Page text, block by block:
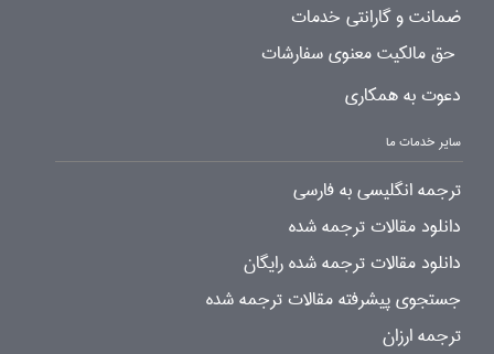
ضمانت و گارانتی خدمات
حق مالکیت معنوی سفارشات
دعوت به همکاری
سایر خدمات ما
ترجمه انگلیسی به فارسی
دانلود مقالات ترجمه شده
دانلود مقالات ترجمه شده رایگان
جستجوی پیشرفته مقالات ترجمه شده
ترجمه ارزان